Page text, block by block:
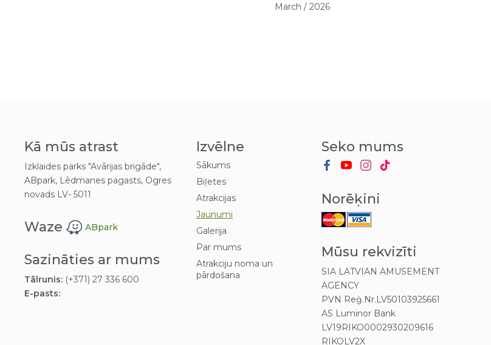
March / 2026
Kā mūs atrast
Izklaides parks "Avārijas brigāde",
ABpark, Lēdmanes pagasts, Ogres
novads LV- 5011
Waze ABpark
Sazināties ar mums
Tālrunis:(+371) 27 336 600
E-pasts:
Izvēlne
Sākums
Biļetes
Atrakcijas
Jaunumi
Galerija
Par mums
Atrakciju noma un
pārdošana
Seko mums
Norēķini
Mūsu rekvizīti
SIA LATVIAN AMUSEMENT
AGENCY
PVN Reģ.Nr.LV50103925661
AS Luminor Bank
LV19RIKO0002930209616
RIKOLV2X